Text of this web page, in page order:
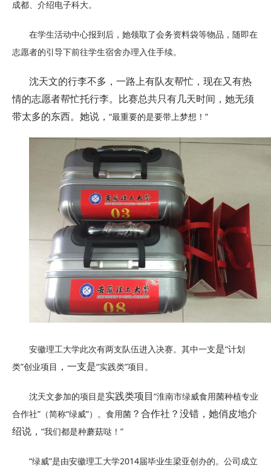
成都、介绍电子科大。
在学生活动中心报到后，她领取了会务资料袋等物品，随即在
志愿者的引导下前往学生宿舍办理入住手续。
沈天文的行李不多，一路上有队友帮忙，现在又有热
情的志愿者帮忙托行李。比赛总共只有几天时间，她无须
带太多的东西。她说， “最重要的是要带上梦想！”
安徽理工大学此次有两支队伍进入决赛。其中一支是“计划
类”创业项目 ，一支是“实践类”项目。
沈天文参加的项目是实践类项目 “淮南市绿威食用菌种植专业
合作社”（简称“绿威”）。 食用菌 ？合作社？没错，她俏皮地介
绍说， “我们都是种蘑菇哒！”
“绿威”是由安徽理工大学2014届毕业生梁亚创办的。公司成立